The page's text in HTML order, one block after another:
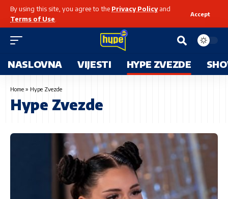
By using this site, you agree to the Privacy Policyand
Terms of Use
Accept
NASLOVNA VIJESTI HYPE ZVEZDE
Home » Hype Zvezde
Hype Zvezde